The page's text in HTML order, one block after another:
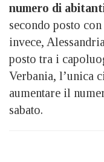
numero di
secondo posto
invece,
posto tra i
Verbania, l’unica
aumentare il
sabato.